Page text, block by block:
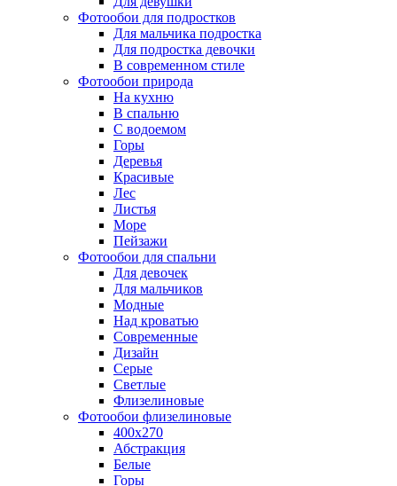
Фотообои для подростков
Для мальчика подростка
Для подростка девочки
В современном стиле
Фотообои природа
На кухню
В спальню
С водоемом
Горы
Деревья
Красивые
Лес
Листья
Море
Пейзажи
Фотообои для спальни
Для девочек
Для мальчиков
Модные
Над кроватью
Современные
Дизайн
Серые
Светлые
Флизелиновые
Фотообои флизелиновые
400х270
Абстракция
Белые
Горы